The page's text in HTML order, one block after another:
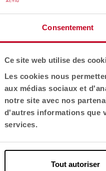
Consentement
Ce site web utilise des
Les cookies nous
aux médias sociaux et
notre site avec nos
d'autres informations que
services.
Tout autoriser